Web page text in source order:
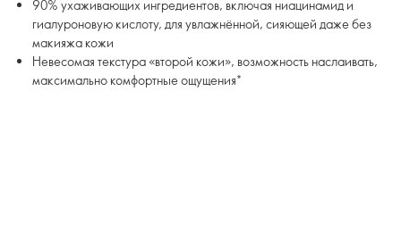
90% ухаживающих ингредиентов, включая ниацинамид и
гиалуроновую кислоту, для увлажнённой, сияющей даже без
макияжа кожи
Невесомая текстура «второй кожи», возможность наслаивать,
макcимально комфортные ощущения*